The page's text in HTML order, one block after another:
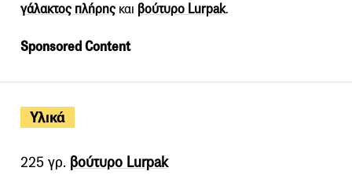
Υλικά
225 γρ. βούτυρο Lurpak
γάλακτος πλήρης και βούτυρο Lurpak.
Sponsored Content